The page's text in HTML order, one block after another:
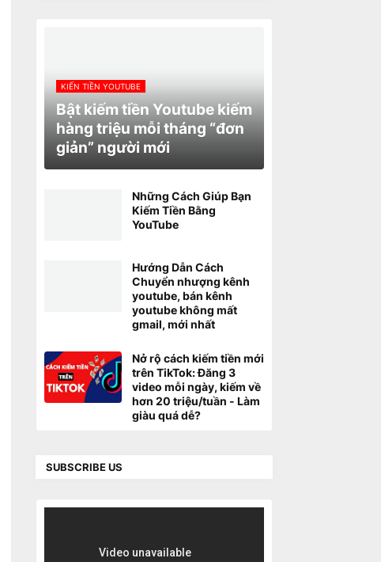
KIẾN TIỀN YOUTUBE
Bật kiếm tiền Youtube kiếm
hàng triệu mỗi tháng “đơn
giản” người mới
Những Cách Giúp Bạn
Kiếm Tiền Bằng
YouTube
Hướng Dẫn Cách
Chuyển nhượng kênh
youtube, bán kênh
youtube không mất
gmail, mới nhất
Nở rộ cách kiếm tiền mới
trên TikTok: Đăng 3
video mỗi ngày, kiếm về
hơn 20 triệu/tuần - Làm
giàu quá dễ?
SUBSCRIBE US